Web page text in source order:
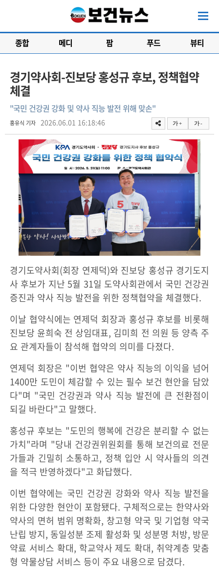
종합 메디 팜 푸드 뷰티
경기약사회-진보당 홍성규 후보, 정책협약
체결
"국민 건강권 강화 및 약사 직능 발전 위해 맞손"
홍유식 기자 2026.06.01 16:18:46 가 + 가 -
경기도약사회(회장 연제덕)와 진보당 홍성규 경기도지
사 후보가 지난 5월 31일 도약사회관에서 국민 건강권
증진과 약사 직능 발전을 위한 정책협약을 체결했다.
이날 협약식에는 연제덕 회장과 홍성규 후보를 비롯해
진보당 윤희숙 전 상임대표, 김미희 전 의원 등 양측 주
요 관계자들이 참석해 협약의 의미를 다졌다.
연제덕 회장은 "이번 협약은 약사 직능의 이익을 넘어
1400만 도민이 체감할 수 있는 필수 보건 현안을 담았
다"며 "국민 건강권과 약사 직능 발전에 큰 전환점이
되길 바란다"고 말했다.
홍성규 후보는 "도민의 행복에 건강은 분리할 수 없는
가치"라며 "당내 건강권위원회를 통해 보건의료 전문
가들과 긴밀히 소통하고, 정책 입안 시 약사들의 의견
을 적극 반영하겠다"고 화답했다.
이번 협약에는 국민 건강권 강화와 약사 직능 발전을
위한 다양한 현안이 포함됐다. 구체적으로는 한약사와
약사의 면허 범위 명확화, 창고형 약국 및 기업형 약국
난립 방지, 동일성분 조제 활성화 및 성분명 처방, 방문
약료 서비스 확대, 학교약사 제도 확대, 취약계층 맞춤
형 약물상담 서비스 등이 주요 내용으로 담겼다.